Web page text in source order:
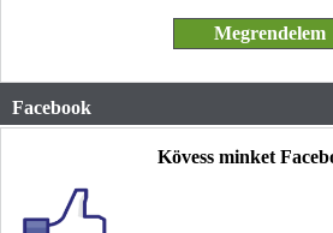
Facebook
Kövess minket